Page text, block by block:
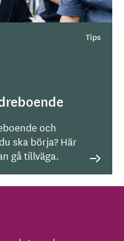
och
ska börja? Här
gå tillväga.